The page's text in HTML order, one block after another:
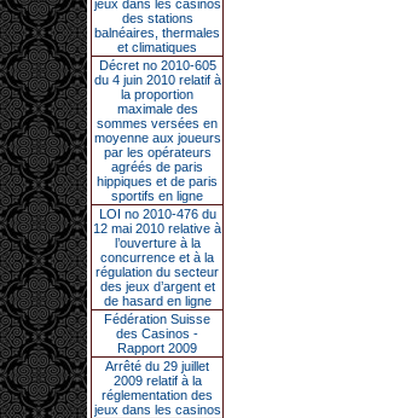
jeux dans les casinos
des stations
balnéaires, thermales
et climatiques
Décret no 2010-605
du 4 juin 2010 relatif à
la proportion
maximale des
sommes versées en
moyenne aux joueurs
par les opérateurs
agréés de paris
hippiques et de paris
sportifs en ligne
LOI no 2010-476 du
12 mai 2010 relative à
l’ouverture à la
concurrence et à la
régulation du secteur
des jeux d’argent et
de hasard en ligne
Fédération Suisse
des Casinos -
Rapport 2009
Arrêté du 29 juillet
2009 relatif à la
réglementation des
jeux dans les casinos